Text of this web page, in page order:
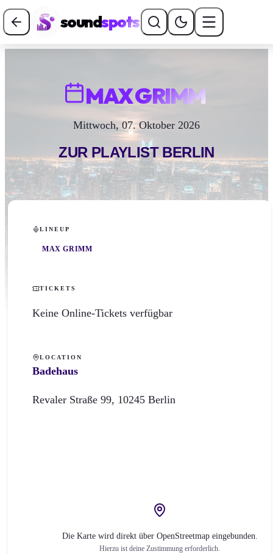
soundspots
MAX GRIMM
Mittwoch, 07. Oktober 2026
ZUR PLAYLIST BERLIN
LINEUP
MAX GRIMM
TICKETS
Keine Online-Tickets verfügbar
LOCATION
Badehaus
Revaler Straße 99, 10245 Berlin
Die Karte wird direkt über OpenStreetmap eingebunden.
Hierzu ist deine Zustimmung erforderlich.